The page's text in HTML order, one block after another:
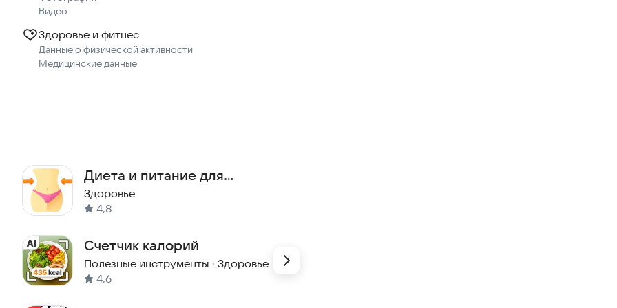
Графики калорий,
за белком.
или просто
Видео
Здоровье и фитнес
Данные о физической активности
Медицинские данные
Диета и питание для
похудения
Здоровье
4,8
Счетчик калорий
Полезные инструменты · Здоровье
4,6